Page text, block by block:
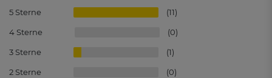
5 11
4 0
3 1
2 0